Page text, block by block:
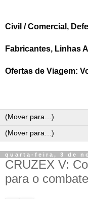
Civil / Comercial,
Fabricantes, Linhas
Ofertas de Viagem:
quarta-feira, 3 de
CRUZEX V:
para o combate